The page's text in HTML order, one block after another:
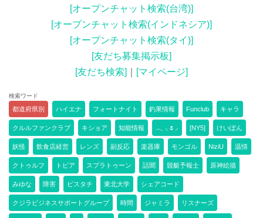
[オープンチャット検索(台湾)]
[オープンチャット検索(インドネシア)]
[オープンチャット検索(タイ)]
[友だち募集掲示板]
[友だち検索]
[マイページ]
検索ワード
都道府県別 ハイエナ フォートナイト 釣果情報 Funclub キャラ
クルルファンクラブ キショア 知能情報 𓂃 ⸜🌷︎⸝‍ [NY5] けいぽん
妖怪 飲食店経営 レンズ 副反応 楽器庫 モンゴル NiziU 温情
クトゥルフ トピア スプラトゥーン 話聞 競艇予報士 原神絵描
みゆな 障害 ピスタチ 東北大学 シェアコード
クジラビジネスサポートグループ 時間 ジャミラ リスナーズ